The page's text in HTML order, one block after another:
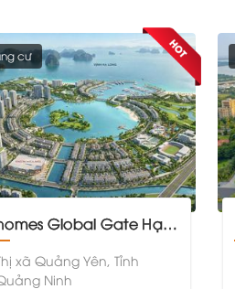
cư
Global Gate Hạ Long
xã Quảng Yên, Tỉnh
Ninh